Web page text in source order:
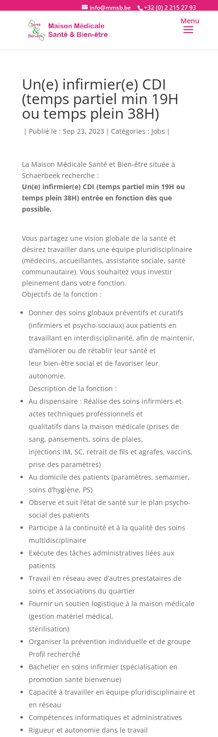
+32 (0) 2 215 27 93
info@mmsb.be
Un(e) infirmier(e) CDI
(temps partiel min 19H
ou temps plein 38H)
| Publié le : Sep 23, 2023 | Catégories : Jobs |
La Maison Médicale Santé et Bien-être située à
Schaerbeek recherche :
Un(e) infirmier(e) CDI (temps partiel min 19H ou
temps plein 38H) entrée en fonction dès que
possible.
Vous partagez une vision globale de la santé et
désirez travailler dans une équipe pluridisciplinaire
(médecins, accueillantes, assistante sociale, santé
communautaire). Vous souhaitez vous investir
pleinement dans votre fonction.
Objectifs de la fonction :
Donner des soins globaux préventifs et curatifs
(infirmiers et psycho-sociaux) aux patients en
travaillant en interdisciplinarité, afin de maintenir,
d’améliorer ou de rétablir leur santé et
leur bien-être social et de favoriser leur
autonomie.
Description de la fonction :
Au dispensaire : Réalise des soins infirmiers et
actes techniques professionnels et
qualitatifs dans la maison médicale (prises de
sang, pansements, soins de plaies,
injections IM, SC, retrait de fils et agrafes, vaccins,
prise des paramètres)
Au domicile des patients (paramètres, semainier,
soins d’hygiène, PS)
Observe et suit l’état de santé sur le plan psycho-
social des patients
Participe à la continuité et à la qualité des soins
multidisciplinaire
Exécute des tâches administratives liées aux
patients
Travail en réseau avec d’autres prestataires de
soins et associations du quartier
Fournir un soutien logistique à la maison médicale
(gestion matériel médical,
stérilisation)
Organiser la prévention individuelle et de groupe
Profil recherché
Bachelier en soins infirmier (spécialisation en
promotion santé bienvenue)
Capacité à travailler en équipe pluridisciplinaire et
en réseau
Compétences informatiques et administratives
Rigueur et autonomie dans le travail